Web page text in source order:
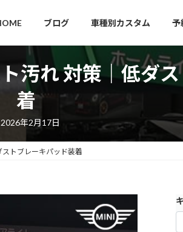
ブログ 車種別カスタム 予
汚れ 対策｜低ダ
着
2026年2月17日
トブレーキパッド装着